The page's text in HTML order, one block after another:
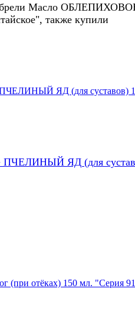
Масло
также купили
ЯД (для